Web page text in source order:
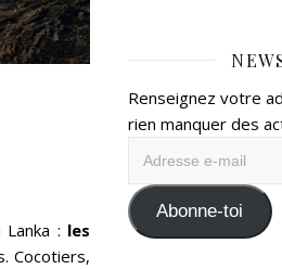
: les
Cocotiers,
Renseignez votre
rien manquer des
mail Abonne-toi